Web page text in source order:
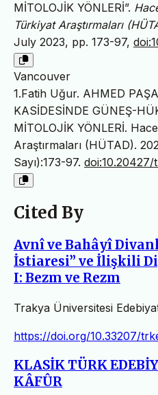
MİTOLOJİK YÖNLERİ”.
Türkiyat Araştırmaları
July 2023, pp. 173-97,
Vancouver
1.Fatih Uğur. AHMED
KASİDESİNDE GÜNEŞ-
MİTOLOJİK YÖNLERİ.
Araştırmaları (HÜTAD).
Sayı):173-97. doi:10.20427/
Cited By
Avnî ve Bahâyî
İstiaresi” ve İlişkili
I: Bezm ve Rezm
Trakya Üniversitesi
https://doi.org/10.33207/
KLASİK TÜRK
KÂFÛR